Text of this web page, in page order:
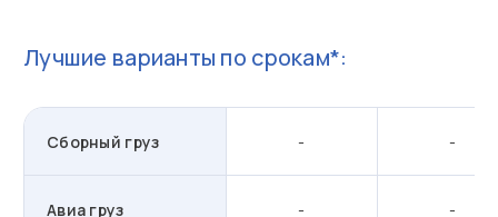
Лучшие варианты по срокам*:
Сборный груз - -
Авиа груз - -